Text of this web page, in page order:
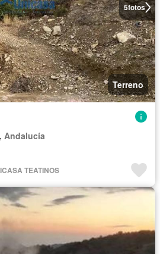
5fotos
Terreno
Andalucía
TEATINOS